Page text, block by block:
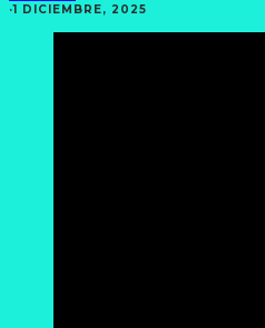
·1 DICIEMBRE, 2025